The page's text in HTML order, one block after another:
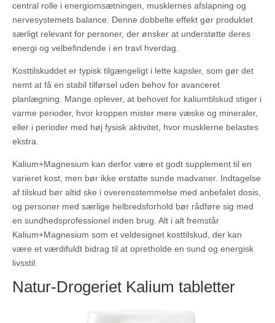
central rolle i energiomsætningen, musklernes afslapning og
nervesystemets balance. Denne dobbelte effekt gør produktet
særligt relevant for personer, der ønsker at understøtte deres
energi og velbefindende i en travl hverdag.
Kosttilskuddet er typisk tilgængeligt i lette kapsler, som gør det
nemt at få en stabil tilførsel uden behov for avanceret
planlægning. Mange oplever, at behovet for kaliumtilskud stiger i
varme perioder, hvor kroppen mister mere væske og mineraler,
eller i perioder med høj fysisk aktivitet, hvor musklerne belastes
ekstra.
Kalium+Magnesium kan derfor være et godt supplement til en
varieret kost, men bør ikke erstatte sunde madvaner. Indtagelse
af tilskud bør altid ske i overensstemmelse med anbefalet dosis,
og personer med særlige helbredsforhold bør rådføre sig med
en sundhedsprofessionel inden brug. Alt i alt fremstår
Kalium+Magnesium som et veldesignet kosttilskud, der kan
være et værdifuldt bidrag til at opretholde en sund og energisk
livsstil.
Natur-Drogeriet Kalium tabletter